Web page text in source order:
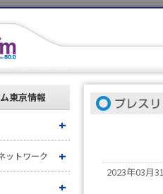
東京情報
セージ
ットワーク
2023年03月